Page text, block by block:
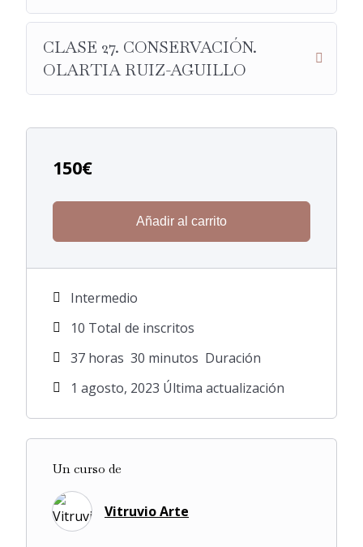
CLASE 27. CONSERVACIÓN.
OLARTIA RUIZ-AGUILLO
150€
Añadir al carrito
Intermedio
10 TotaI de inscritos
37 horas 30 minutos Duración
1 agosto, 2023 Última actualización
Un curso de
Vitruvio Arte